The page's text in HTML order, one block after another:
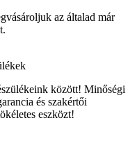
az általad már
között! Minőségi
és szakértői
eszközt!